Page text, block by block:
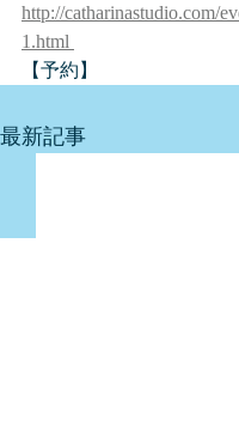
http://catharinastudio.com/
1.html
【予約】
最新記事